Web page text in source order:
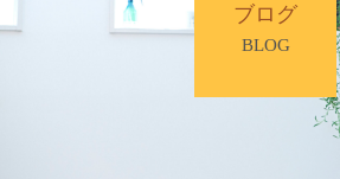
ブログ
BLOG
【大森院長プロフィール】